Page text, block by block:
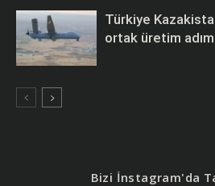
Türkiye
ortak üretim
Bizi İnstagram'da